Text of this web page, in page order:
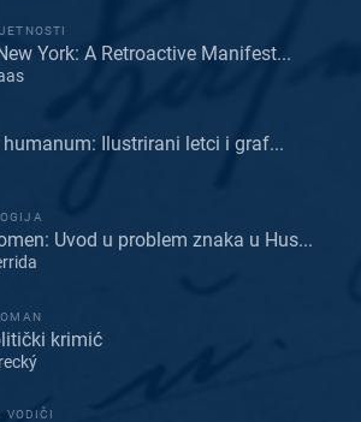
York: A Retroactive Manifest...
Ilustrirani letci i graf...
Uvod u problem znaka u Hus...
krimić
VODIČI